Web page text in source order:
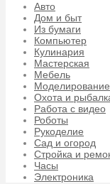
Авто
Дом и быт
Из бумаги
Компьютер
Кулинария
Мастерская
Мебель
Моделирование
Охота и
Работа с видео
Роботы
Рукоделие
Сад и огород
Стройка и
Часы
Электроника